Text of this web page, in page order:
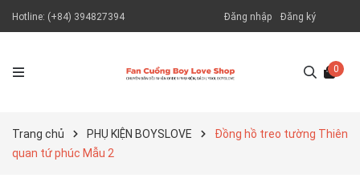
Hotline: (+84) 394827394 Đăng nhập Đăng ký
0
Trang chủ PHỤ KIỆN BOYSLOVE
Đồng hồ treo tường Thiên
quan tứ phúc Mẫu 2